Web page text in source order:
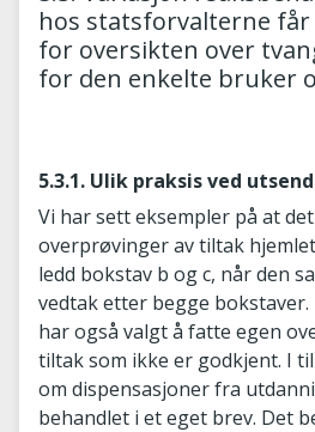
hos statsforvalterne
for oversikten over
for den enkelte bruker
5.3.1. Ulik praksis ved
Vi har sett eksempler på at
overprøvinger av tiltak
ledd bokstav b og c, når den
vedtak etter begge
har også valgt å fatte egen
tiltak som ikke er godkjent. I
om dispensasjoner fra
behandlet i et eget brev. Det